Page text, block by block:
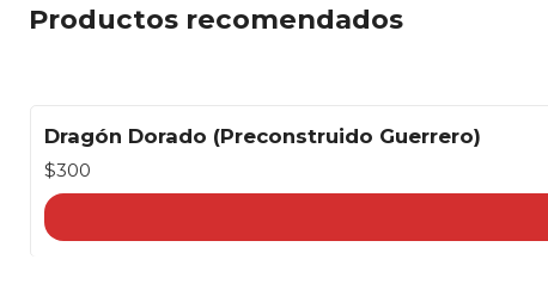
Productos recomendados
Dragón Dorado (Preconstruido Guerrero)
$300